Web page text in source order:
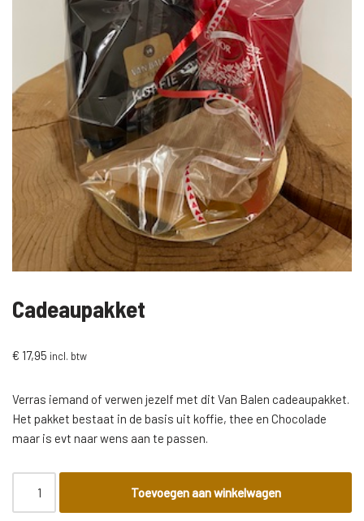
Cadeaupakket
€ 17,95 incl. btw
Verras iemand of verwen jezelf met dit Van Balen cadeaupakket.
Het pakket bestaat in de basis uit koffie, thee en Chocolade
maar is evt naar wens aan te passen.
Toevoegen aan winkelwagen